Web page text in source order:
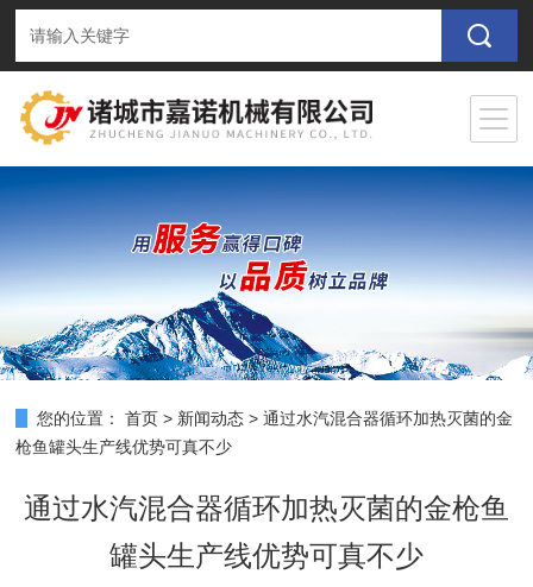
您的位置： 首页 > 新闻动态 >通过水汽混合器循环加热灭菌的金
枪鱼罐头生产线优势可真不少
通过水汽混合器循环加热灭菌的金枪鱼
罐头生产线优势可真不少